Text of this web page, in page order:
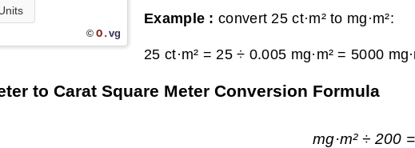
© O.vg
Example : convert 25 ct·m² to mg·m²:
25 ct·m² = 25 ÷ 0.005 mg·m² =5000
to Carat Square Meter Conversion Formula
mg·m² ÷ 200